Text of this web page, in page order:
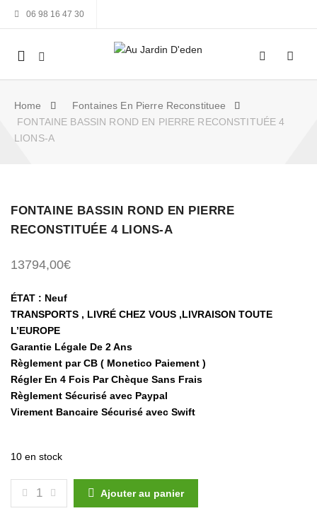
06 98 16 47 30
Mobile
navigation
Home
Fontaines En Pierre Reconstituee
FONTAINE BASSIN ROND EN PIERRE RECONSTITUÉE 4
LIONS-A
FONTAINE BASSIN ROND EN PIERRE
RECONSTITUÉE 4 LIONS-A
13794,00€
ÉTAT : Neuf
TRANSPORTS , LIVRÉ CHEZ VOUS ,LIVRAISON TOUTE
L’EUROPE
Garantie Légale De 2 Ans
Règlement par CB ( Monetico Paiement )
Régler En 4 Fois Par Chèque Sans Frais
Règlement Sécurisé avec Paypal
Virement Bancaire Sécurisé avec Swift
10 en stock
QUANTITÉ DE FONTAINE BASSIN ROND EN PIERRE
Ajouter au panier